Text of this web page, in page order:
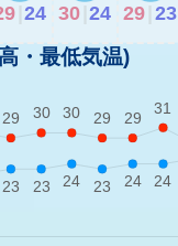
24 30 24 29 23
・最低気温)